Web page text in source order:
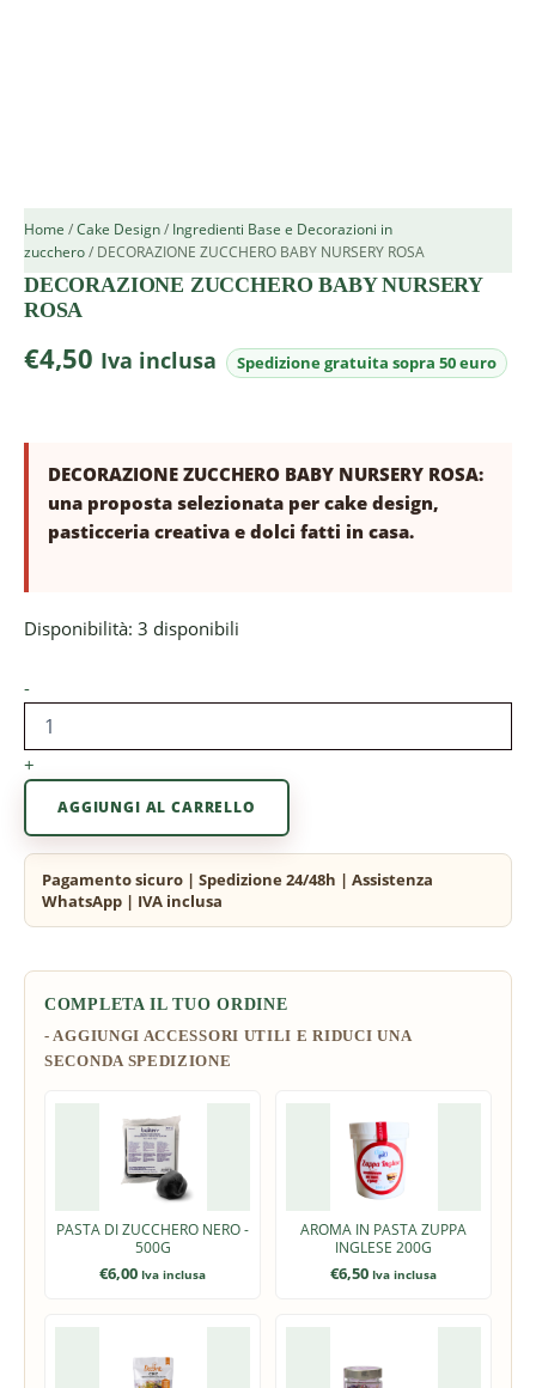
Home /Cake Design/ Ingredienti Base e Decorazioni in
zucchero/ DECORAZIONE ZUCCHERO BABY NURSERY ROSA
DECORAZIONE ZUCCHERO BABY NURSERY
ROSA
€4,50 Iva inclusa
DECORAZIONE ZUCCHERO BABY NURSERY ROSA:
una proposta selezionata per cake design,
pasticceria creativa e dolci fatti in casa.
Disponibilità: 3 disponibili
-
+
AGGIUNGI AL CARRELLO
COMPLETA IL TUO ORDINE
PASTA DI ZUCCHERO NERO -
500G
€6,00 Iva inclusa
AROMA IN PASTA ZUPPA
INGLESE 200G
€6,50 Iva inclusa